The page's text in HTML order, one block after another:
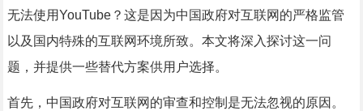
无法使用YouTube？这是因为中国政府对互联网的严格监管
以及国内特殊的互联网环境所致。本文将深入探讨这一问
题，并提供一些替代方案供用户选择。
首先，中国政府对互联网的审查和控制是无法忽视的原因。